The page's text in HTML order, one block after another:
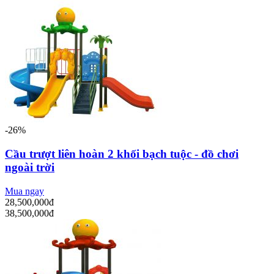
-26%
Cầu trượt liên hoàn 2 khối bạch tuộc - đồ chơi
ngoài trời
Mua ngay
28,500,000đ
38,500,000đ